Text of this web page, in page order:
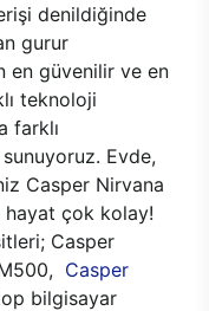
denildiğinde
gurur
en güvenilir ve en
teknoloji
farklı
Evde,
Casper Nirvana
çok kolay!
Casper
Casper
bilgisayar